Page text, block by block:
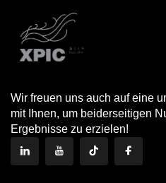
Wir freuen uns auch auf eine
mit Ihnen, um beiderseitigen
Ergebnisse zu erzielen!